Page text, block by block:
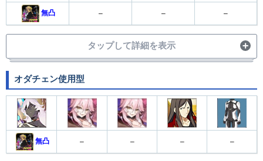
無凸 – – –
タップして詳細を表示
オダチェン使用型
無凸 – – – –